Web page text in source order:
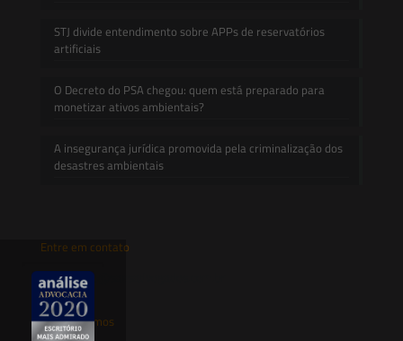
STJ divide entendimento sobre APPs de reservatórios
artificiais
O Decreto do PSA chegou: quem está preparado para
monetizar ativos ambientais?
A insegurança jurídica promovida pela criminalização dos
desastres ambientais
Entre em contato
contato@saesadvogados.com.br
Onde estamos